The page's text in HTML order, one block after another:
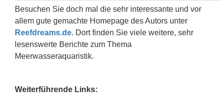
Besuchen Sie doch mal die sehr interessante und vor
allem gute gemachte Homepage des Autors unter
Reefdreams.de. Dort finden Sie viele weitere, sehr
lesenswerte Berichte zum Thema
Meerwasseraquaristik.
Weiterführende Links: